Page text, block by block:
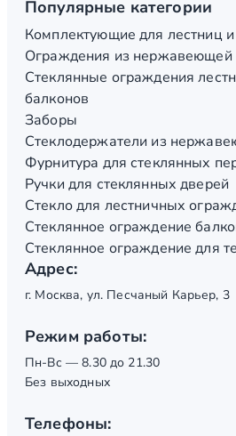
Популярные категории
Комплектующие для лестниц
Ограждения из нержавеющей
Стеклянные ограждения
балконов
Заборы
Стеклодержатели из
Фурнитура для стеклянных
Ручки для стеклянных дверей
Стекло для лестничных
Стеклянное ограждение
Стеклянное ограждение для
Адрес:
г. Москва, ул. Песчаный Карьер, 3
Режим работы:
Пн-Вс — 8.30 до 21.30
Без выходных
Телефоны: